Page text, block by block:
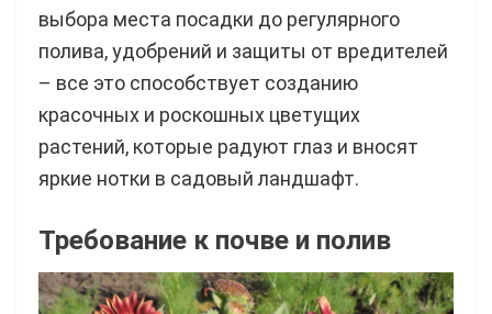
выбора места посадки до регулярного
полива, удобрений и защиты от вредителей
– все это способствует созданию
красочных и роскошных цветущих
растений, которые радуют глаз и вносят
яркие нотки в садовый ландшафт.
Требование к почве и полив